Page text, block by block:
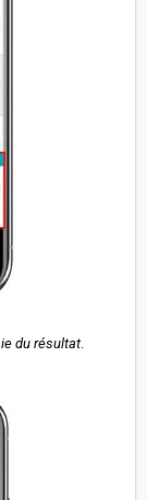
du résultat.